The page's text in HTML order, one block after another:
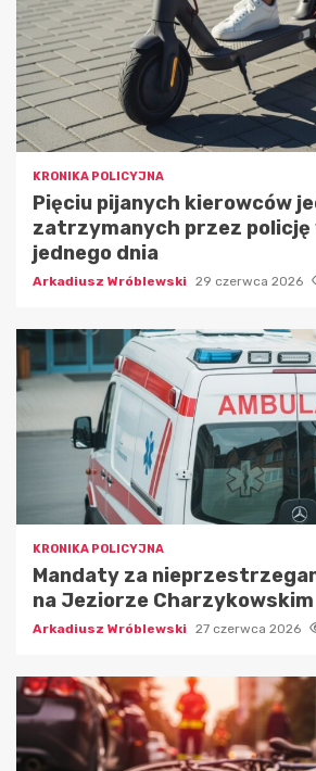
KRONIKA POLICYJNA
Pięciu pijanych kierowców
zatrzymanych przez policję
jednego dnia
Arkadiusz Wróblewski 29 czerwca 2026
KRONIKA POLICYJNA
Mandaty za
na Jeziorze Charzykowskim
Arkadiusz Wróblewski 27 czerwca 2026